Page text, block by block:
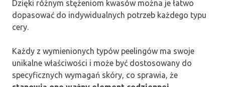
Dzięki różnym stężeniom kwasów można je łatwo
dopasować do indywidualnych potrzeb każdego typu
cery.
Każdy z wymienionych typów peelingów ma swoje
unikalne właściwości i może być dostosowany do
specyficznych wymagań skóry, co sprawia, że